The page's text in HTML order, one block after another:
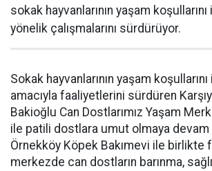
sokak hayvanlarının yaşam
yönelik çalışmalarını sürdürüyor.
Sokak hayvanlarının yaşam
amacıyla faaliyetlerini sürdüren
Bakioğlu Can Dostlarımız Yaşam
ile patili dostlara umut olmaya devam
Örnekköy Köpek Bakımevi ile birlikte
merkezde can dostların barınma,